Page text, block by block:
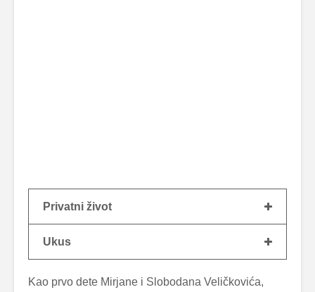
Privatni život
Ukus
Kao prvo dete Mirjane i Slobodana Veličkovića,